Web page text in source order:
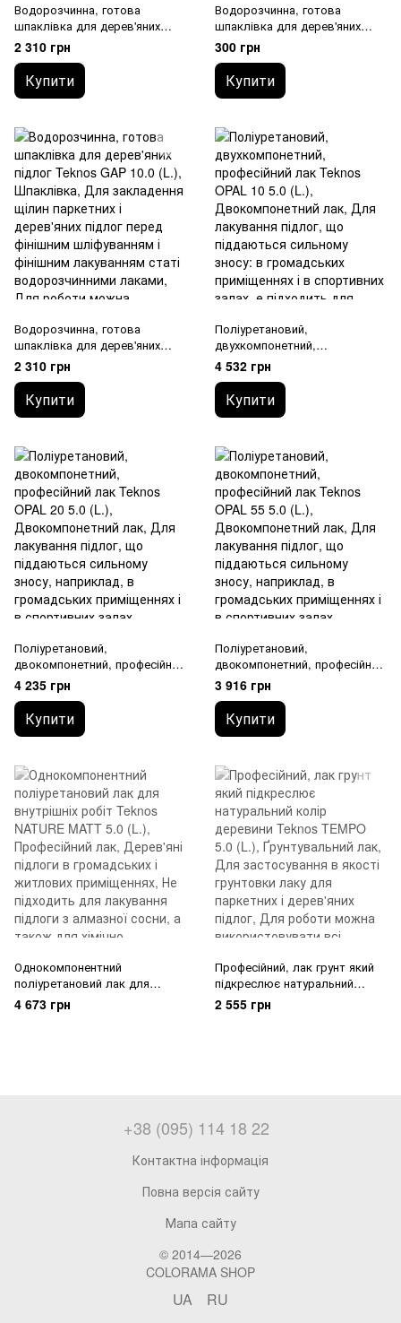
Водорозчинна, готова
шпаклівка для дерев'яних
підлог Teknos GAP 10.0 (L.)
2 310 грн
Купити
Водорозчинна, готова
шпаклівка для дерев'яних
підлог Teknos GAP 1.0 (L.)
300 грн
Купити
Водорозчинна, готова
шпаклівка для дерев'яних
підлог Teknos GAP 10.0 (L.)
2 310 грн
Купити
Поліуретановий,
двухкомпонетний,
професійний лак Teknos OPAL
10 5.0 (L.)
4 532 грн
Купити
Поліуретановий,
двокомпонетний, професійний
лак Teknos OPAL 20 5.0 (L.)
4 235 грн
Купити
Поліуретановий,
двoкомпонетний, професійний
лак Teknos OPAL 55 5.0 (L.)
3 916 грн
Купити
Однокомпонентний
поліуретановий лак для
внутрішніх робіт Teknos
NATURE MATT 5.0 (L.)
4 673 грн
Професійний, лак грунт який
підкреслює натуральний
колір деревини Teknos
TEMPO 5.0 (L.)
2 555 грн
+38 (095) 114 18 22
Контактна інформація
Повна версія сайту
Мапа сайту
© 2014—2026
COLORAMA SHOP
UA RU